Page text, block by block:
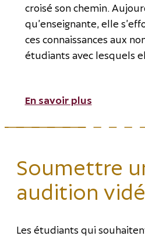
croisé son chemin.
qu’enseignante, elle
ces connaissances aux
étudiants avec lesquels
En savoir plus
Soumettre
audition
Les étudiants qui